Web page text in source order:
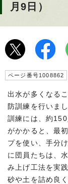
月9日）
ページ番号1008862
出水が多くなる
防訓練を行いま
訓練には、約
がかかると、最
プを使い、手分
に団員たちは、
み上げ工法を実
砂や土を詰め良